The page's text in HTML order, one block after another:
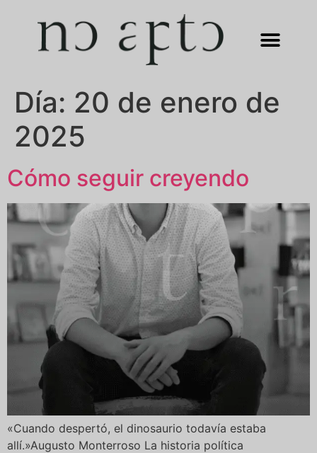
Día: 20 de enero de
2025
Cómo seguir creyendo
«Cuando despertó, el dinosaurio todavía estaba
allí.»Augusto Monterroso La historia política